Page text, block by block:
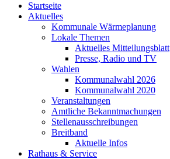
Startseite
Aktuelles
Kommunale Wärmeplanung
Lokale Themen
Aktuelles Mitteilungsblatt
Presse, Radio und TV
Wahlen
Kommunalwahl 2026
Kommunalwahl 2020
Veranstaltungen
Amtliche Bekanntmachungen
Stellenausschreibungen
Breitband
Aktuelle Infos
Rathaus & Service